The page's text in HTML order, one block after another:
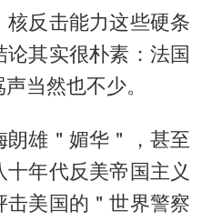
反击能力这些硬条
其实很朴素：法国
当然也不少。
雄＂媚华＂，甚至
年代反美帝国主义
美国的＂世界警察